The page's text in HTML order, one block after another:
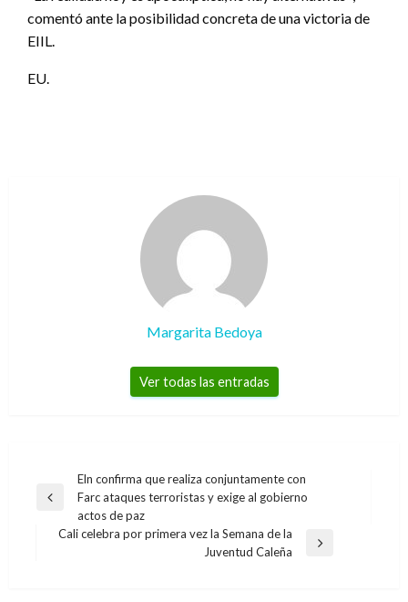
comentó ante la posibilidad concreta de una victoria de
EIIL.
EU.
Margarita Bedoya
Ver todas las entradas
Navegación
de
entradas
Entrada
anterior
Eln confirma que realiza conjuntamente con
Farc ataques terroristas y exige al gobierno
actos de paz
Cali celebra por primera vez la Semana de la
Juventud Caleña